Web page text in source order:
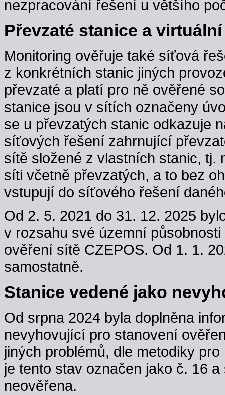
nezpracování řešení u většího
Převzaté stanice a
Monitoring ověřuje také síťová
z konkrétních stanic jiných
převzaté a platí pro ně ověřené
stanice jsou v sítích označeny
se u převzatých stanic odkazuje
síťových řešení zahrnující
sítě složené z vlastních stanic, tj.
síti včetně převzatých, a to bez
vstupují do síťového řešení
Od 2. 5. 2021 do 31. 12. 2025
v rozsahu své územní
ověření sítě CZEPOS. Od 1. 1.
samostatně.
Stanice vedené jako
Od srpna 2024 byla doplněna
nevyhovující pro stanovení
jiných problémů, dle metodiky
je tento stav označen jako č. 16
neověřena.